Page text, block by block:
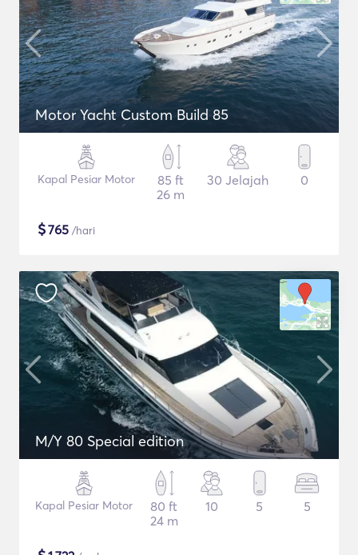
Motor Yacht Custom Build 85
Kapal Pesiar Motor
85 ft
26 m
30 Jelajah 0
$765 /hari
M/Y 80 Special edition
Kapal Pesiar Motor
80 ft
24 m
10 5 5